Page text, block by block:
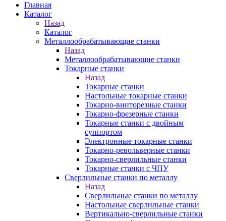
Главная
Каталог
Назад
Каталог
Металлообрабатывающие станки
Назад
Металлообрабатывающие станки
Токарные станки
Назад
Токарные станки
Настольные токарные станки
Токарно-винторезные станки
Токарно-фрезерные станки
Токарные станки с двойным
суппортом
Электронные токарные станки
Токарно-револьверные станки
Токарно-сверлильные станки
Токарные станки с ЧПУ
Сверлильные станки по металлу
Назад
Сверлильные станки по металлу
Настольные сверлильные станки
Вертикально-сверлильные станки